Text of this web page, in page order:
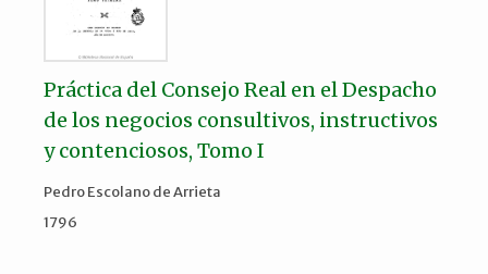
Práctica del Consejo Real en el Despacho
de los negocios consultivos, instructivos
y contenciosos, Tomo I
Pedro Escolano de Arrieta
1796